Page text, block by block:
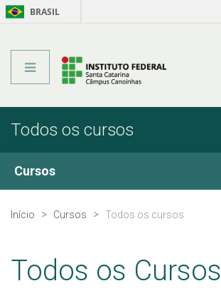
BRASIL
Todos os cursos
Cursos
Técnicos Integrados
Qualificação Profissional e Idiomas
Início Cursos Todos os cursos
Todos os Cursos